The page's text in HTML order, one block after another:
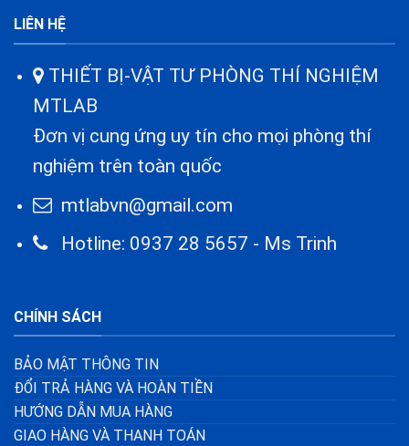
LIÊN HỆ
THIẾT BỊ-VẬT TƯ PHÒNG THÍ NGHIỆM
MTLAB
Đơn vị cung ứng uy tín cho mọi phòng thí
nghiệm trên toàn quốc
mtlabvn@gmail.com
Hotline: 0937 28 5657 - Ms Trinh
CHÍNH SÁCH
BẢO MẬT THÔNG TIN
ĐỔI TRẢ HÀNG VÀ HOÀN TIỀN
HƯỚNG DẪN MUA HÀNG
GIAO HÀNG VÀ THANH TOÁN